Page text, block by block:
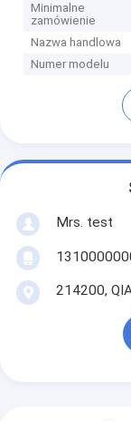
Minimalne
zamówienie
Nazwa handlowa
Numer modelu
Mrs. test
214200,